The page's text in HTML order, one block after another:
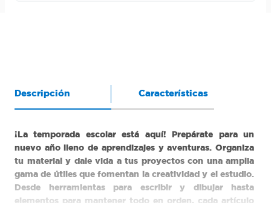
Descripción Características
¡La temporada escolar está aquí! Prepárate para un
nuevo año lleno de aprendizajes y aventuras. Organiza
tu material y dale vida a tus proyectos con una amplia
gama de útiles que fomentan la creatividad y el estudio.
Desde herramientas para escribir y dibujar hasta
elementos para mantener todo en orden, cada artículo